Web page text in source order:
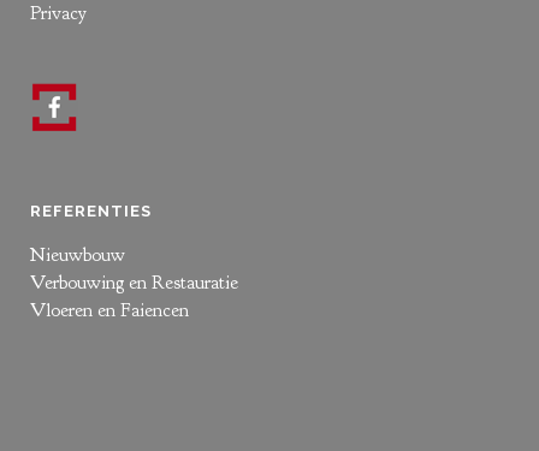
Privacy
REFERENTIES
Nieuwbouw
Verbouwing en Restauratie
Vloeren en Faiencen